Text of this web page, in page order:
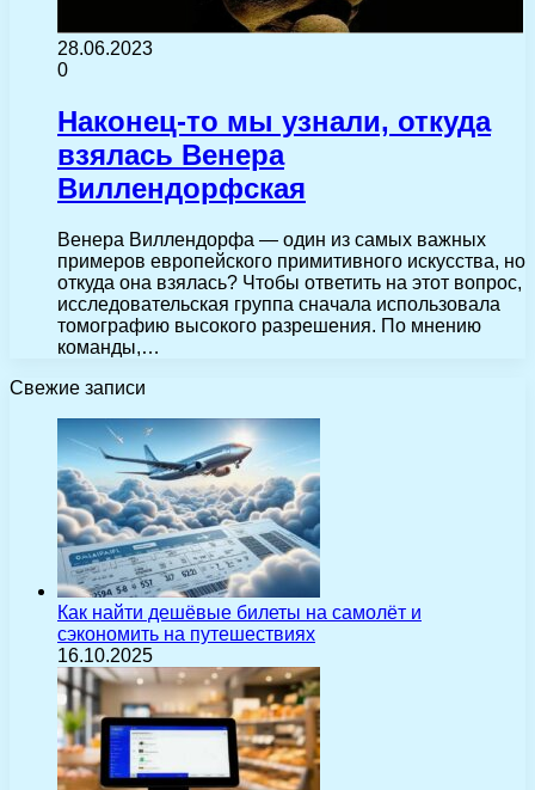
28.06.2023
0
Наконец-то мы узнали, откуда
взялась Венера
Виллендорфская
Венера Виллендорфа — один из самых важных
примеров европейского примитивного искусства, но
откуда она взялась? Чтобы ответить на этот вопрос,
исследовательская группа сначала использовала
томографию высокого разрешения. По мнению
команды,…
Свежие записи
Как найти дешёвые билеты на самолёт и
сэкономить на путешествиях
16.10.2025